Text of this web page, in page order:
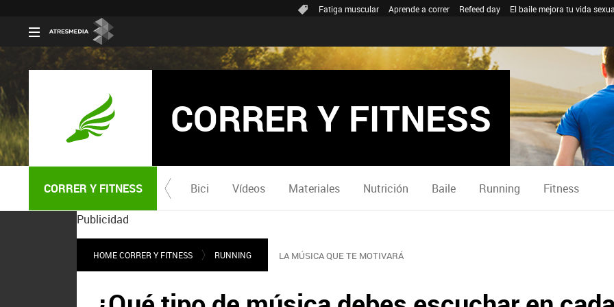
Fatiga muscular Aprende a correr Refeed day El baile mejora tu vida
CORRER Y FITNESS
CORRER Y FITNESS Bici Vídeos Materiales Nutrición Baile Running Fitness
Publicidad
HOME CORRER Y FITNESS RUNNING LA MÚSICA QUE TE MOTIVARÁ